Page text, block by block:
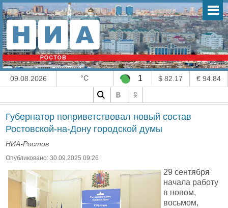
09.08.2026 °C 1 $ 82.17 € 94.84
Губернатор поприветствовал новый состав
Ростовской-на-Дону городской думы
НИА-Ростов
Опубликовано: 30.09.2025 09:26
29 сентября
начала работу
в новом,
восьмом,